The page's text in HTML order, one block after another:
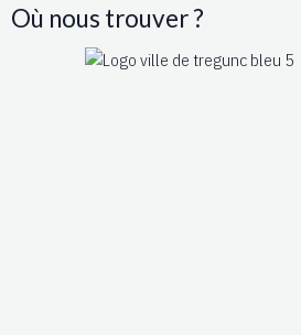
Où nous trouver ?